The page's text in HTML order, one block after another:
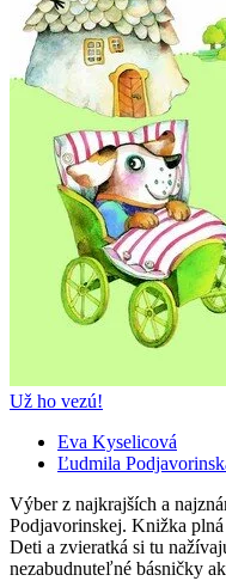
Už ho vezú!
Eva Kyselicová
Ľudmila
Výber z najkrajších a
Podjavorinskej. Knižka
Deti a zvieratká si tu
nezabudnuteľné básničky